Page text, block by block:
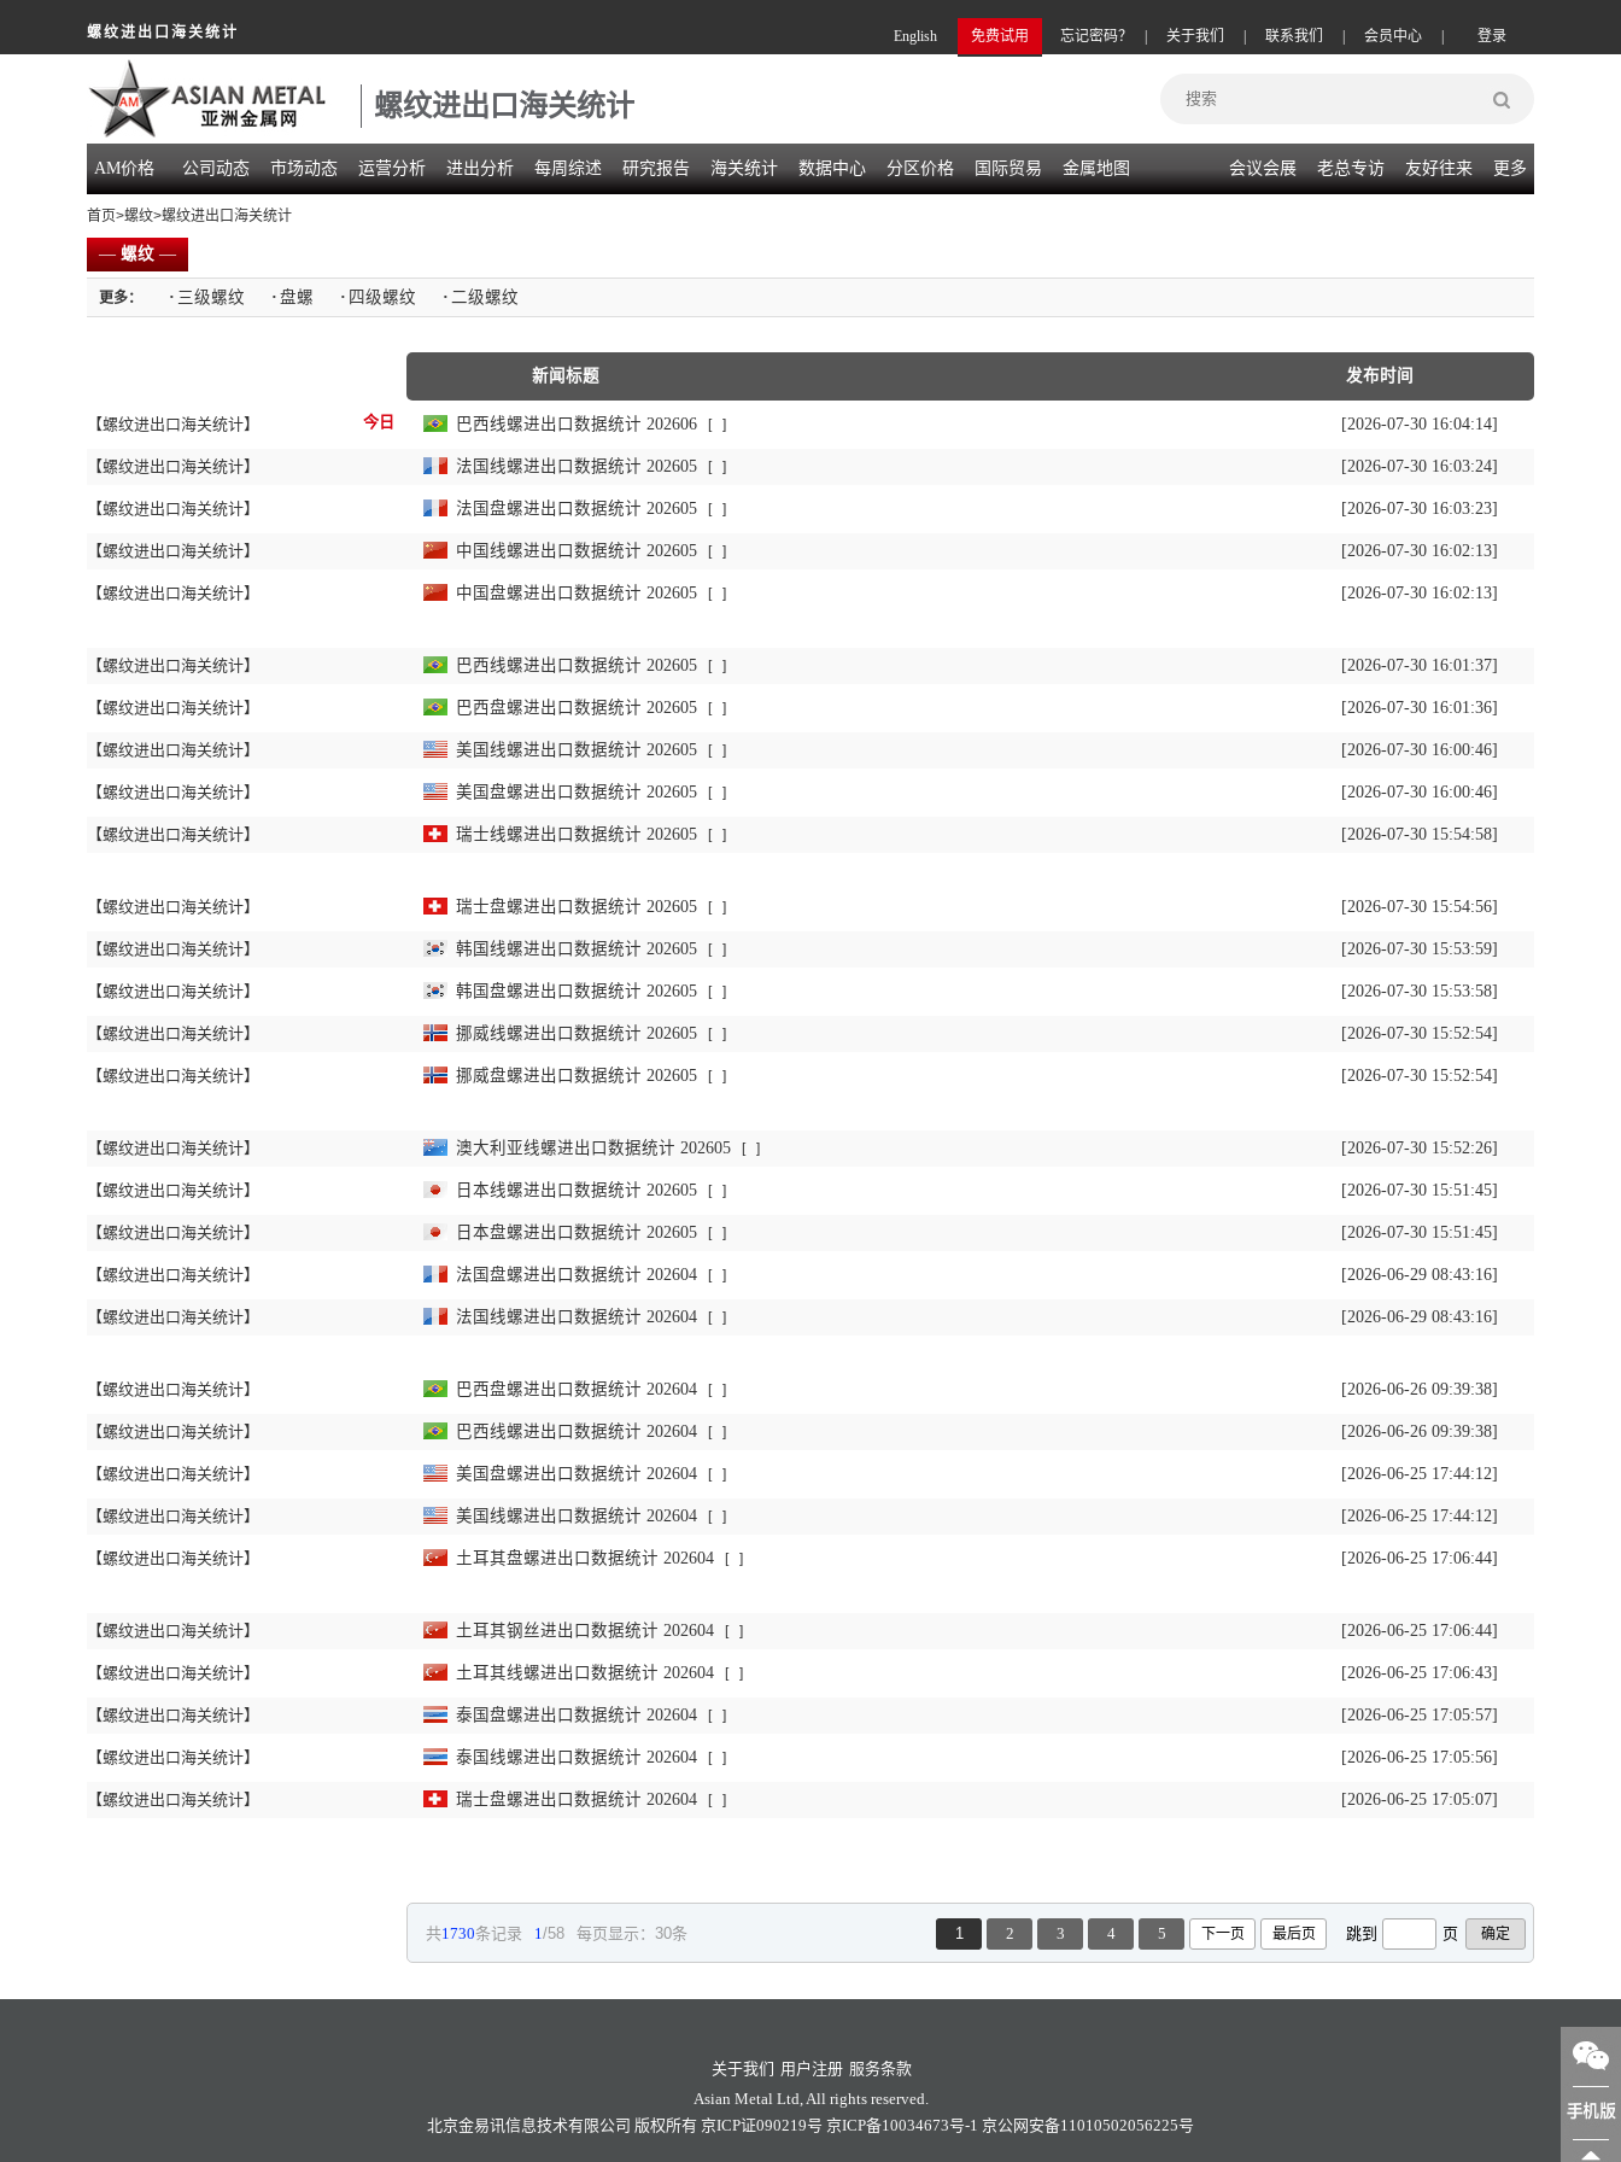
螺纹进出口海关统计 登录
会员中心
联系我们
关于我们
忘记密码？
免费试用
English
螺纹进出口海关统计
AM价格 公司动态 市场动态 运营分析 进出分析 每周综述 研究报告 海关统计 数据中心 分区价格 国际贸易 金属地图 会议会展 老总专访 友好往来 更多
首页>螺纹>螺纹进出口海关统计
—螺纹—
更多： · 三级螺纹 · 盘螺 · 四级螺纹 · 二级螺纹
【螺纹进出口海关统计】 今日
【螺纹进出口海关统计】
【螺纹进出口海关统计】
【螺纹进出口海关统计】
【螺纹进出口海关统计】
【螺纹进出口海关统计】
【螺纹进出口海关统计】
【螺纹进出口海关统计】
【螺纹进出口海关统计】
【螺纹进出口海关统计】
【螺纹进出口海关统计】
【螺纹进出口海关统计】
【螺纹进出口海关统计】
【螺纹进出口海关统计】
【螺纹进出口海关统计】
【螺纹进出口海关统计】
【螺纹进出口海关统计】
【螺纹进出口海关统计】
【螺纹进出口海关统计】
【螺纹进出口海关统计】
【螺纹进出口海关统计】
【螺纹进出口海关统计】
【螺纹进出口海关统计】
【螺纹进出口海关统计】
【螺纹进出口海关统计】
【螺纹进出口海关统计】
【螺纹进出口海关统计】
【螺纹进出口海关统计】
【螺纹进出口海关统计】
【螺纹进出口海关统计】
新闻标题 发布时间
巴西线螺进出口数据统计 202606 [ ] [2026-07-30 16:04:14]
法国线螺进出口数据统计 202605 [ ] [2026-07-30 16:03:24]
法国盘螺进出口数据统计 202605 [ ] [2026-07-30 16:03:23]
中国线螺进出口数据统计 202605 [ ] [2026-07-30 16:02:13]
中国盘螺进出口数据统计 202605 [ ] [2026-07-30 16:02:13]
巴西线螺进出口数据统计 202605 [ ] [2026-07-30 16:01:37]
巴西盘螺进出口数据统计 202605 [ ] [2026-07-30 16:01:36]
美国线螺进出口数据统计 202605 [ ] [2026-07-30 16:00:46]
美国盘螺进出口数据统计 202605 [ ] [2026-07-30 16:00:46]
瑞士线螺进出口数据统计 202605 [ ] [2026-07-30 15:54:58]
瑞士盘螺进出口数据统计 202605 [ ] [2026-07-30 15:54:56]
韩国线螺进出口数据统计 202605 [ ] [2026-07-30 15:53:59]
韩国盘螺进出口数据统计 202605 [ ] [2026-07-30 15:53:58]
挪威线螺进出口数据统计 202605 [ ] [2026-07-30 15:52:54]
挪威盘螺进出口数据统计 202605 [ ] [2026-07-30 15:52:54]
澳大利亚线螺进出口数据统计 202605 [ ] [2026-07-30 15:52:26]
日本线螺进出口数据统计 202605 [ ] [2026-07-30 15:51:45]
日本盘螺进出口数据统计 202605 [ ] [2026-07-30 15:51:45]
法国盘螺进出口数据统计 202604 [ ] [2026-06-29 08:43:16]
法国线螺进出口数据统计 202604 [ ] [2026-06-29 08:43:16]
巴西盘螺进出口数据统计 202604 [ ] [2026-06-26 09:39:38]
巴西线螺进出口数据统计 202604 [ ] [2026-06-26 09:39:38]
美国盘螺进出口数据统计 202604 [ ] [2026-06-25 17:44:12]
美国线螺进出口数据统计 202604 [ ] [2026-06-25 17:44:12]
土耳其盘螺进出口数据统计 202604 [ ] [2026-06-25 17:06:44]
土耳其钢丝进出口数据统计 202604 [ ] [2026-06-25 17:06:44]
土耳其线螺进出口数据统计 202604 [ ] [2026-06-25 17:06:43]
泰国盘螺进出口数据统计 202604 [ ] [2026-06-25 17:05:57]
泰国线螺进出口数据统计 202604 [ ] [2026-06-25 17:05:56]
瑞士盘螺进出口数据统计 202604 [ ] [2026-06-25 17:05:07]
共1730条记录 1/58 每页显示：30条 1 2 3 4 5 下一页 最后页 跳到 页
关于我们 用户注册 服务条款
Asian Metal Ltd, All rights reserved.
北京金易讯信息技术有限公司 版权所有 京ICP证090219号 京ICP备10034673号-1 京公网安备11010502056225号